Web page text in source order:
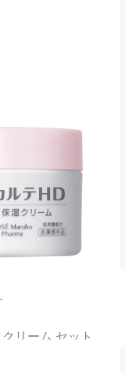
リーム セット